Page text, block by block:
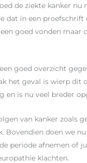
de ziekte kanker
dat in een
goed vonden maar
goed overzicht
het geval is wierp dit
en is nu veel breder
van kanker zoals
doen we
periode afnemen of
klachten.